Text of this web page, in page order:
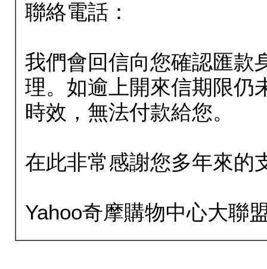
聯絡電話：
我們會回信向您確認匯款
理。如逾上開來信期限仍
時效，無法付款給您。
在此非常感謝您多年來的
Yahoo奇摩購物中心大